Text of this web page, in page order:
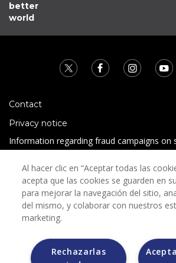
better
world
Contact
Privacy notice
Information regarding fraud campaigns on
Terms and conditions
Al hacer clic en “Aceptar todas las
acepta que las cookies se guarden en
para mejorar la navegación del sitio,
del mismo, y colaborar con nuestros
marketing.
Rechazarlas